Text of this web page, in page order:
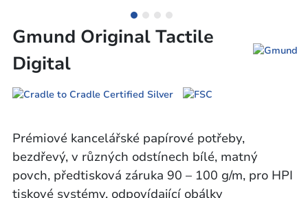
Gmund Original Tactile
Digital
Prémiové kancelářské papírové potřeby,
bezdřevý, v různých odstínech bílé, matný
povch, předtisková záruka 90 – 100 g/m, pro HPI
tiskové systémy, odpovídající obálky